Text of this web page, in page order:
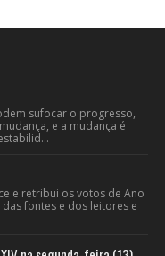
sufocar o progresso,
e a mudança é
e retribui os votos de Ano
fontes e dos leitores e